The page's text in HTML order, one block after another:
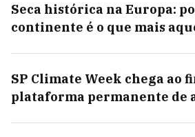
Seca histórica na Europa:
continente é o que mais
SP Climate Week chega ao
plataforma permanente de